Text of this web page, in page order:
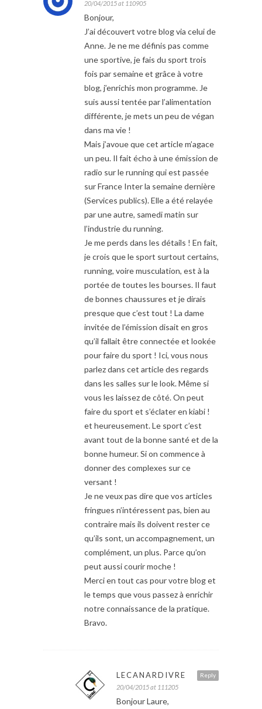
20/04/2015 at 110905
Bonjour,
J’ai découvert votre blog via celui de
Anne. Je ne me définis pas comme
une sportive, je fais du sport trois
fois par semaine et grâce à votre
blog, j’enrichis mon programme. Je
suis aussi tentée par l’alimentation
différente, je mets un peu de végan
dans ma vie !
Mais j’avoue que cet article m’agace
un peu. Il fait écho à une émission de
radio sur le running qui est passée
sur France Inter la semaine dernière
(Services publics). Elle a été relayée
par une autre, samedi matin sur
l’industrie du running.
Je me perds dans les détails ! En fait,
je crois que le sport surtout certains,
running, voire musculation, est à la
portée de toutes les bourses. Il faut
de bonnes chaussures et je dirais
presque que c’est tout ! La dame
invitée de l’émission disait en gros
qu’il fallait être connectée et lookée
pour faire du sport ! Ici, vous nous
parlez dans cet article des regards
dans les salles sur le look. Même si
vous les laissez de côté. On peut
faire du sport et s’éclater en kiabi !
et heureusement. Le sport c’est
avant tout de la bonne santé et de la
bonne humeur. Si on commence à
donner des complexes sur ce
versant !
Je ne veux pas dire que vos articles
fringues n’intéressent pas, bien au
contraire mais ils doivent rester ce
qu’ils sont, un accompagnement, un
complément, un plus. Parce qu’on
peut aussi courir moche !
Merci en tout cas pour votre blog et
le temps que vous passez à enrichir
notre connaissance de la pratique.
Bravo.
Reply
LECANARDIVRE
20/04/2015 at 111205
Bonjour Laure,